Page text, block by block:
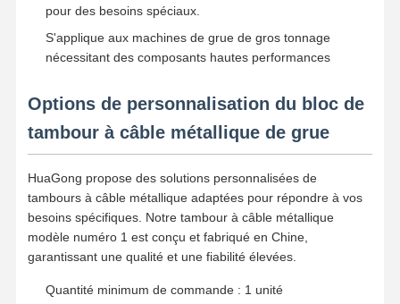
pour des besoins spéciaux.
S'applique aux machines de grue de gros tonnage
nécessitant des composants hautes performances
Options de personnalisation du bloc de
tambour à câble métallique de grue
HuaGong propose des solutions personnalisées de
tambours à câble métallique adaptées pour répondre à vos
besoins spécifiques. Notre tambour à câble métallique
modèle numéro 1 est conçu et fabriqué en Chine,
garantissant une qualité et une fiabilité élevées.
Quantité minimum de commande : 1 unité